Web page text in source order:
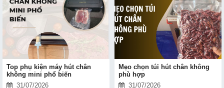
Top phụ kiện máy hút chân
không mini phổ biến
31/07/2026
Mẹo chọn túi hút chân không
phù hợp
31/07/2026